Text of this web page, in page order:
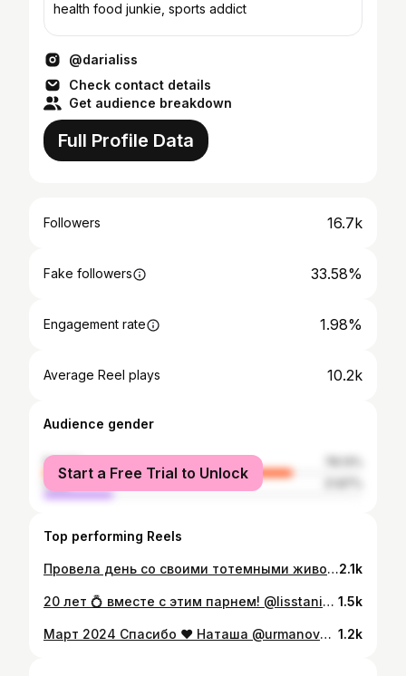
health food junkie, sports addict
@darialiss
Check contact details
Get audience breakdown
Full Profile Data
Followers 16.7k
Fake followers 33.58%
Engagement rate 1.98%
Average Reel plays 10.2k
Audience gender
female
male
Start a Free Trial to Unlock
Top performing Reels
Провела день со своими тотемными животными ♥️ жирафы вблизи абсолютно космические! Они нежные, грациозные, и у них огромные чёрные глаза с длиннющими ресницами. Теперь я понимаю, почему люди готовы ждать по три года номера в отеле Giraffe Manor, чтобы пообщаться с ними. #giraffe #giraffemanor #onelove2.1k
20 лет 💍 вместе с этим парнем! @lisstanislav люблю тебя ♥️ Ну что, поздравляйте нас! #любовь 1.5k
Март 2024 Спасибо ❤️ Наташа @urmanova_imagery 1.2k